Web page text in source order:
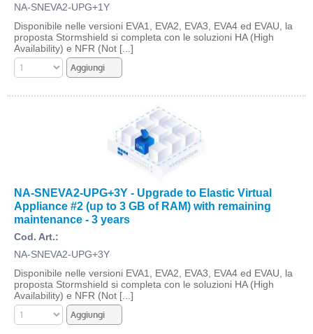
NA-SNEVA2-UPG+1Y
Disponibile nelle versioni EVA1, EVA2, EVA3, EVA4 ed EVAU, la
proposta Stormshield si completa con le soluzioni HA (High
Availability) e NFR (Not [...]
NA-SNEVA2-UPG+3Y - Upgrade to Elastic Virtual
Appliance #2 (up to 3 GB of RAM) with remaining
maintenance - 3 years
Cod. Art.:
NA-SNEVA2-UPG+3Y
Disponibile nelle versioni EVA1, EVA2, EVA3, EVA4 ed EVAU, la
proposta Stormshield si completa con le soluzioni HA (High
Availability) e NFR (Not [...]